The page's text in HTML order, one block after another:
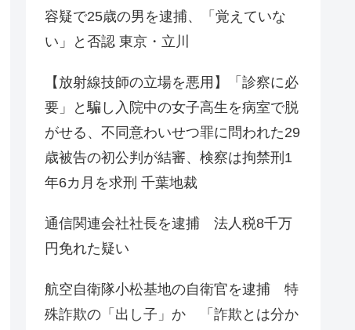
容疑で25歳の男を逮捕、「覚えていな
い」と否認 東京・立川
【放射線技師の立場を悪用】「診察に必
要」と騙し入院中の女子高生を病室で脱
がせる、不同意わいせつ罪に問われた29
歳被告の初公判が結審、検察は拘禁刑1
年6カ月を求刑 千葉地裁
通信関連会社社長を逮捕 法人税8千万
円免れた疑い
航空自衛隊小松基地の自衛官を逮捕 特
殊詐欺の「出し子」か 「詐欺とは分か